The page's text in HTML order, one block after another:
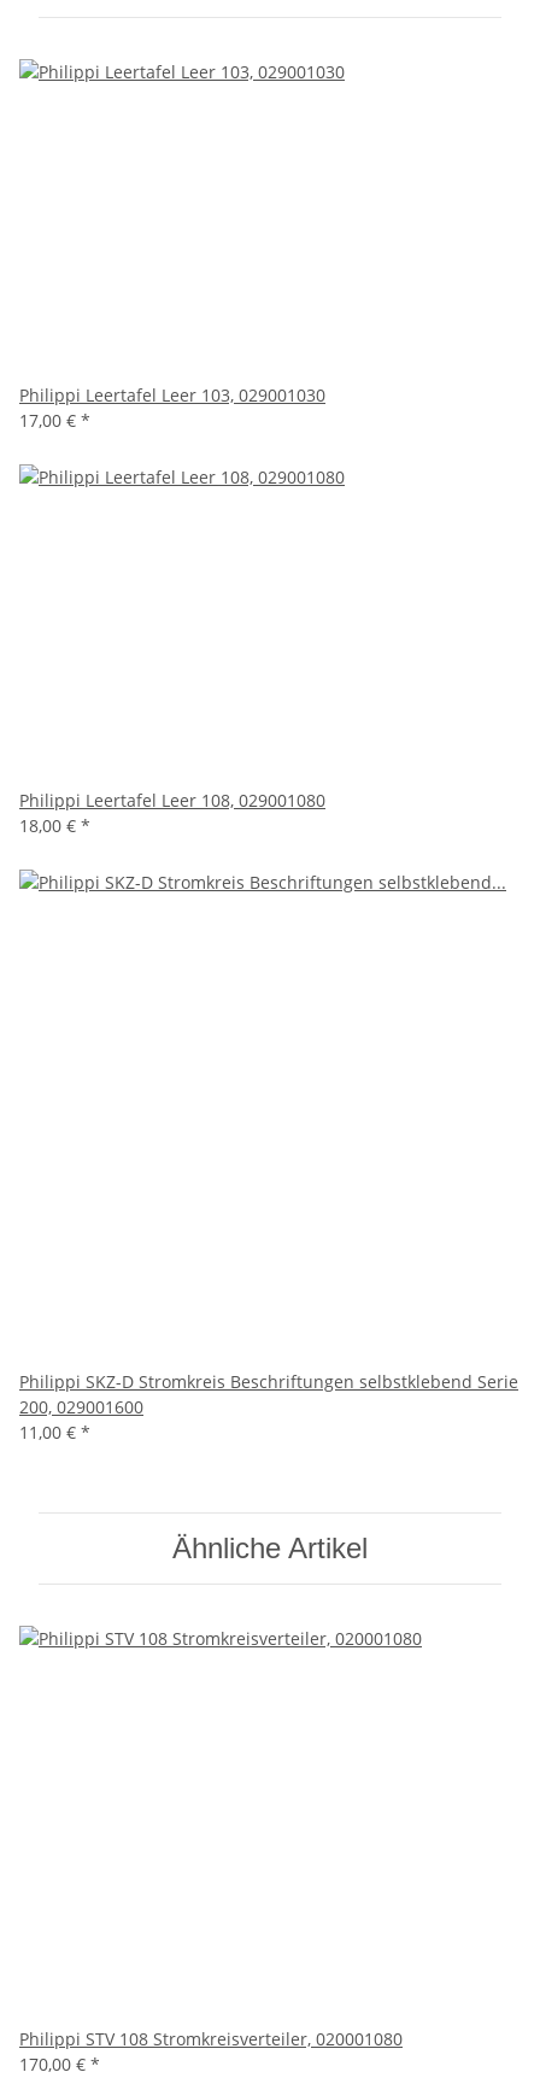
Philippi Leertafel Leer 103, 029001030
17,00 € *
Philippi Leertafel Leer 108, 029001080
18,00 € *
Philippi SKZ-D Stromkreis Beschriftungen selbstklebend Serie
200, 029001600
11,00 € *
Ähnliche Artikel
Philippi STV 108 Stromkreisverteiler, 020001080
170,00 € *